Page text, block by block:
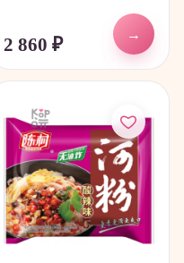
2 860 ₽
→